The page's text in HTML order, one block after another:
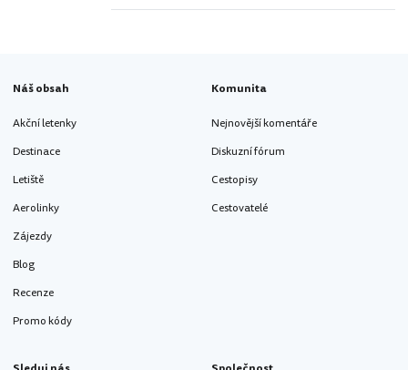
Náš obsah
Akční letenky
Destinace
Letiště
Aerolinky
Zájezdy
Blog
Recenze
Promo kódy
Komunita
Nejnovější komentáře
Diskuzní fórum
Cestopisy
Cestovatelé